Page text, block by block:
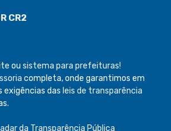
CR2
ou sistema para prefeituras!
completa, onde garantimos em
das leis de transparência
da Transparência Pública